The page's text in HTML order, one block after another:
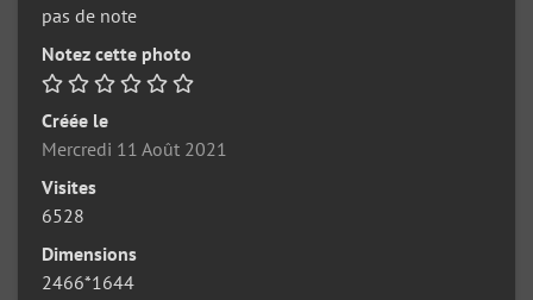
pas de note
Notez cette photo
Créée le
Mercredi 11 Août 2021
Visites
6528
Dimensions
2466*1644